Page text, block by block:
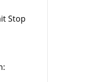
Stop